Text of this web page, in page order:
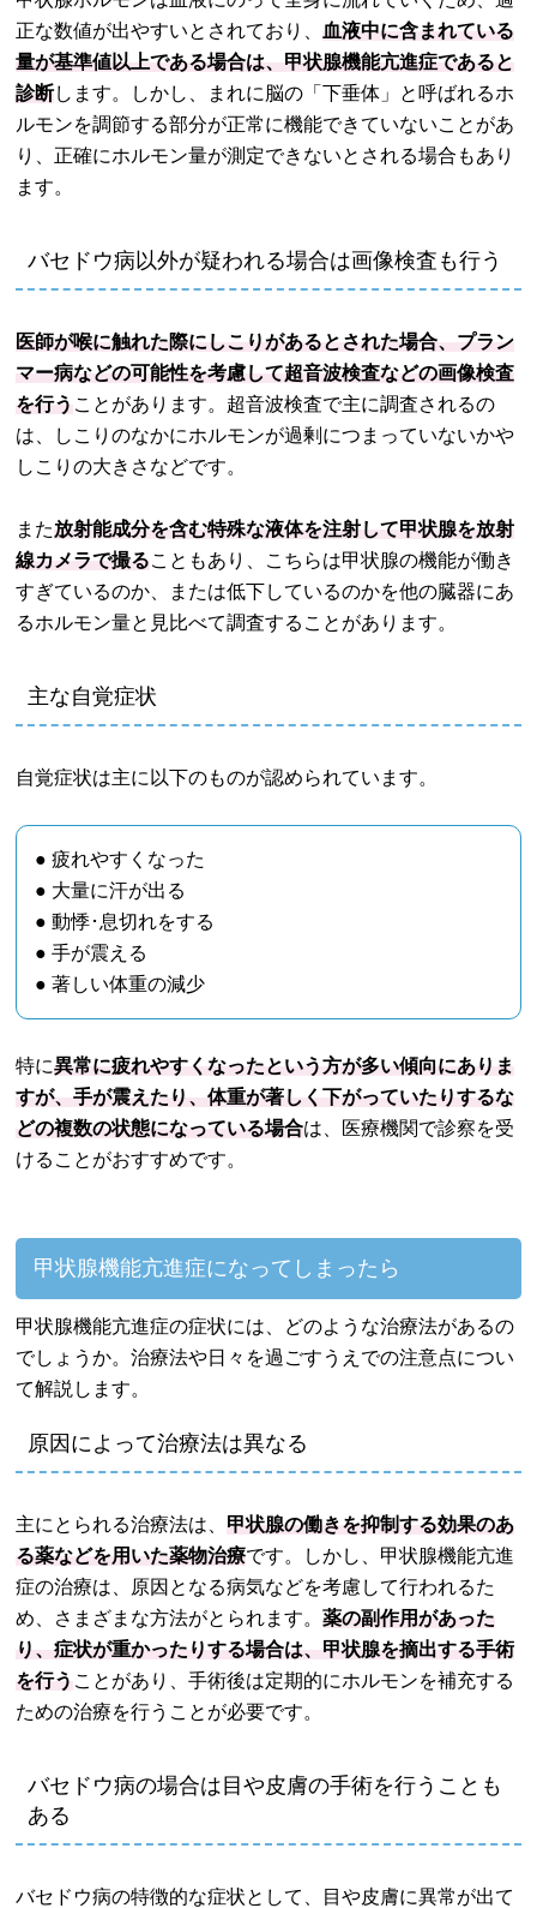
正な数値が出やすいとされており、 血液中に含まれている
量が基準値以上である場合は、甲状腺機能亢進症であると
診断します。しかし、まれに脳の「下垂体」と呼ばれるホ
ルモンを調節する部分が正常に機能できていないことがあ
り、正確にホルモン量が測定できないとされる場合もあり
ます。
バセドウ病以外が疑われる場合は画像検査も行う
医師が喉に触れた際にしこりがあるとされた場合、プラン
マー病などの可能性を考慮して超音波検査などの画像検査
を行う ことがあります。超音波検査で主に調査されるの
は、しこりのなかにホルモンが過剰につまっていないかや
しこりの大きさなどです。
また放射能成分を含む特殊な液体を注射して甲状腺を放射
線カメラで撮ることもあり、こちらは甲状腺の機能が働き
すぎているのか、または低下しているのかを他の臓器にあ
るホルモン量と見比べて調査することがあります。
主な自覚症状
自覚症状は主に以下のものが認められています。
● 疲れやすくなった
● 大量に汗が出る
● 動悸･息切れをする
● 手が震える
● 著しい体重の減少
特に異常に疲れやすくなったという方が多い傾向にありま
すが、手が震えたり、体重が著しく下がっていたりするな
どの複数の状態になっている場合は、医療機関で診察を受
けることがおすすめです。
甲状腺機能亢進症になってしまったら
甲状腺機能亢進症の症状には、どのような治療法があるの
でしょうか。治療法や日々を過ごすうえでの注意点につい
て解説します。
原因によって治療法は異なる
主にとられる治療法は、 甲状腺の働きを抑制する効果のあ
る薬などを用いた薬物治療です。しかし、甲状腺機能亢進
症の治療は、原因となる病気などを考慮して行われるた
め、さまざまな方法がとられます。薬の副作用があった
り、症状が重かったりする場合は、甲状腺を摘出する手術
を行う ことがあり、手術後は定期的にホルモンを補充する
ための治療を行うことが必要です。
バセドウ病の場合は目や皮膚の手術を行うことも
ある
バセドウ病の特徴的な症状として、目や皮膚に異常が出て